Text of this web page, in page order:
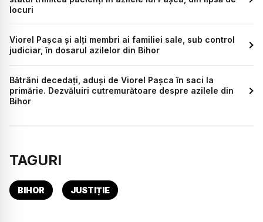
locuri
Viorel Pașca și alți membri ai familiei sale, sub control
judiciar, în dosarul azilelor din Bihor
Bătrâni decedați, aduși de Viorel Pașca în saci la
primărie. Dezvăluiri cutremurătoare despre azilele din
Bihor
TAGURI
BIHOR JUSTIȚIE